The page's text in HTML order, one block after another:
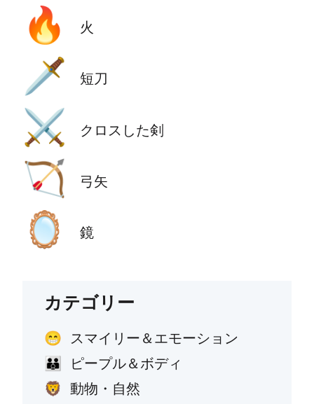
🔥 火
🗡️ 短刀
⚔️ クロスした剣
🏹 弓矢
🪞 鏡
カテゴリー
😁 スマイリー＆エモーション
👪 ピープル＆ボディ
🦁 動物・自然